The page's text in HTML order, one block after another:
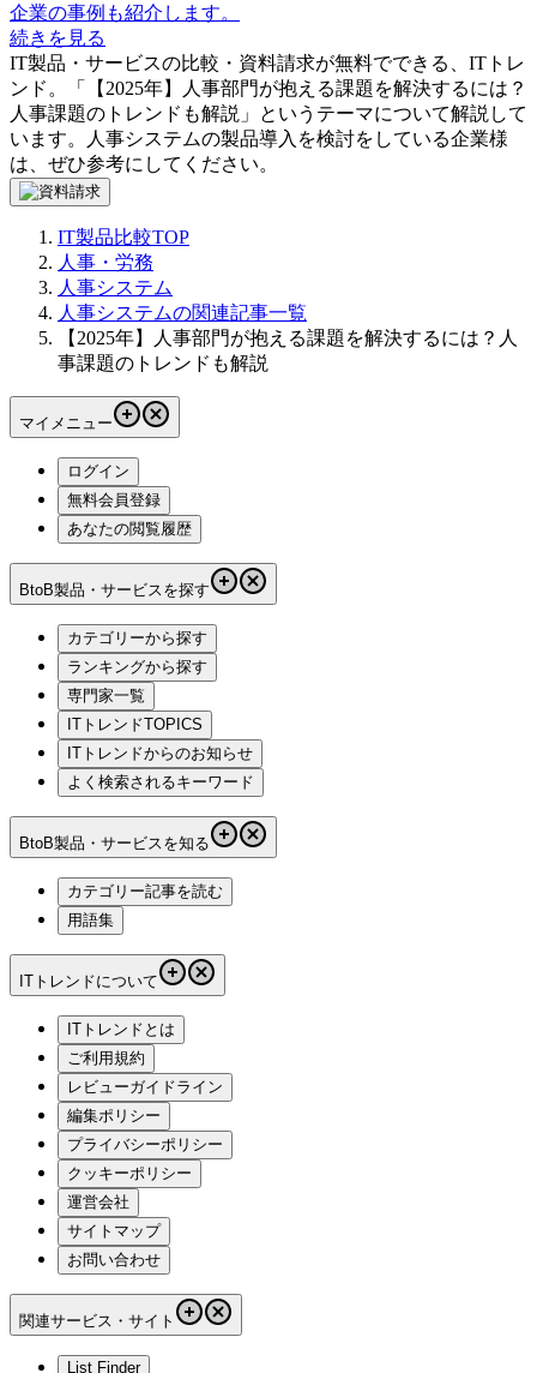
企業の事例も紹介します。
続きを見る
IT製品・サービスの比較・資料請求が無料でできる、ITトレ
ンド。「
【2025年】人事部門が抱える課題を解決するには？
人事課題のトレンドも解説 」というテーマについて解説して
います。
人事システムの製品導入を検討をしている企業様
は、ぜひ参考にしてください。
IT製品比較TOP
人事・労務
人事システム
人事システムの関連記事一覧
【2025年】人事部門が抱える課題を解決するには？人
事課題のトレンドも解説
マイメニュー
ログイン
無料会員登録
あなたの閲覧履歴
BtoB製品・サービスを探す
カテゴリーから探す
ランキングから探す
専門家一覧
ITトレンドTOPICS
ITトレンドからのお知らせ
よく検索されるキーワード
BtoB製品・サービスを知る
カテゴリー記事を読む
用語集
ITトレンドについて
ITトレンドとは
ご利用規約
レビューガイドライン
編集ポリシー
プライバシーポリシー
クッキーポリシー
運営会社
サイトマップ
お問い合わせ
関連サービス・サイト
List Finder